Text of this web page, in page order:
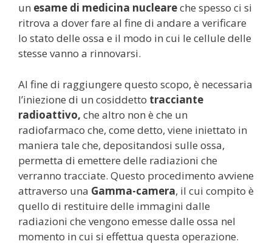
un esame di medicina nucleareche spesso ci si
ritrova a dover fare al fine di andare a verificare
lo stato delle ossa e il modo in cui le cellule delle
stesse vanno a rinnovarsi.
Al fine di raggiungere questo scopo, è necessaria
l’iniezione di un cosiddetto tracciante
radioattivo, che altro non è che un
radiofarmaco che, come detto, viene iniettato in
maniera tale che, depositandosi sulle ossa,
permetta di emettere delle radiazioni che
verranno tracciate. Questo procedimento avviene
attraverso una Gamma-camera, il cui compito è
quello di restituire delle immagini dalle
radiazioni che vengono emesse dalle ossa nel
momento in cui si effettua questa operazione.